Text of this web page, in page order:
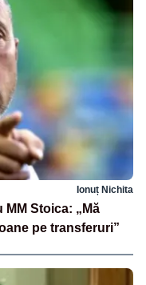
Ionuț Nichita
Stoica: „Mă
pe transferuri”